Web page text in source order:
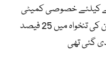
کیلئے خصوصی کمیٹی
کے اجلاس میں سرکاری ملازمین کی تنخواہ میں 25 فیصد
گئی تھی